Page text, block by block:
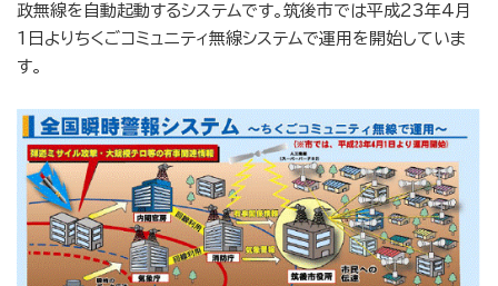
政無線を自動起動するシステムです。筑後市では平成23年4月
1日よりちくごコミュニティ無線システムで運用を開始していま
す。